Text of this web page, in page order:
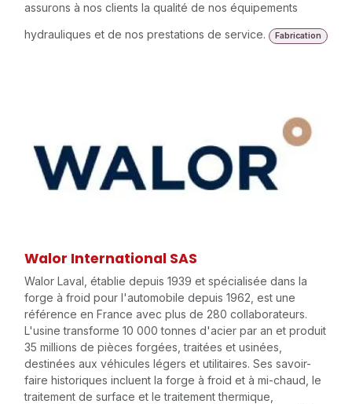
assurons à nos clients la qualité de nos équipements
hydrauliques et de nos prestations de service.
Fabrication
Walor International SAS
Walor Laval, établie depuis 1939 et spécialisée dans la
forge à froid pour l'automobile depuis 1962, est une
référence en France avec plus de 280 collaborateurs.
L'usine transforme 10 000 tonnes d'acier par an et produit
35 millions de pièces forgées, traitées et usinées,
destinées aux véhicules légers et utilitaires. Ses savoir-
faire historiques incluent la forge à froid et à mi-chaud, le
traitement de surface et le traitement thermique,